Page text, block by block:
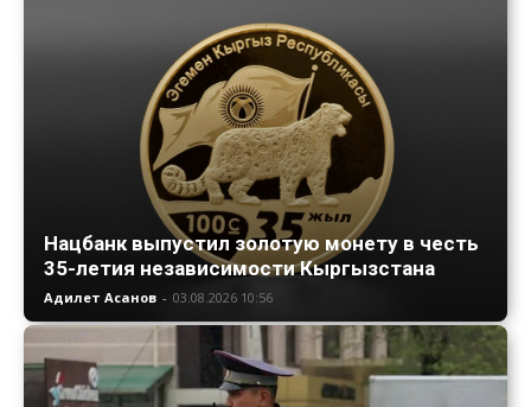
Нацбанк выпустил золотую монету в честь
35-летия независимости Кыргызстана
Адилет Асанов - 03.08.2026 10:56